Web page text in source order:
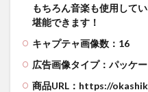
もちろん音楽も使用して
堪能できます！
キャプテャ画像数：16
広告画像タイプ：パッケ
商品URL：https://